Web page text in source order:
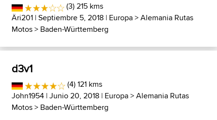
(3) 215 kms
Äri201 | Septiembre 5, 2018 | Europa>Alemania Rutas
Motos> Baden-Württemberg
d3v1
(4) 121 kms
John1954 | Junio 20, 2018 | Europa>Alemania Rutas
Motos> Baden-Württemberg